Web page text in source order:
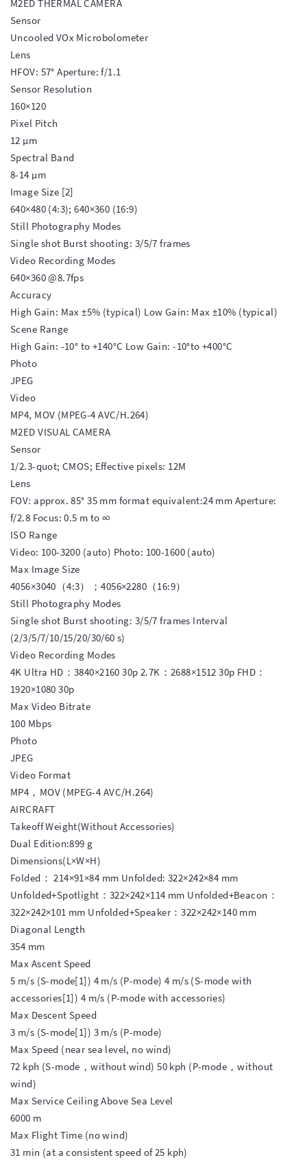
M2ED THERMAL CAMERA
Sensor
Uncooled VOx Microbolometer
Lens
HFOV: 57° Aperture: f/1.1
Sensor Resolution
160×120
Pixel Pitch
12 μm
Spectral Band
8-14 μm
Image Size [2]
640×480 (4:3); 640×360 (16:9)
Still Photography Modes
Single shot Burst shooting: 3/5/7 frames
Video Recording Modes
640×360 @8.7fps
Accuracy
High Gain: Max ±5% (typical) Low Gain: Max ±10% (typical)
Scene Range
High Gain: -10° to +140°C Low Gain: -10°to +400°C
Photo
JPEG
Video
MP4, MOV (MPEG-4 AVC/H.264)
M2ED VISUAL CAMERA
Sensor
1/2.3-quot; CMOS; Effective pixels: 12M
Lens
FOV: approx. 85° 35 mm format equivalent:24 mm Aperture:
f/2.8 Focus: 0.5 m to ∞
ISO Range
Video: 100-3200 (auto) Photo: 100-1600 (auto)
Max Image Size
4056×3040（4:3）；4056×2280（16:9）
Still Photography Modes
Single shot Burst shooting: 3/5/7 frames Interval
(2/3/5/7/10/15/20/30/60 s)
Video Recording Modes
4K Ultra HD：3840×2160 30p 2.7K：2688×1512 30p FHD：
1920×1080 30p
Max Video Bitrate
100 Mbps
Photo
JPEG
Video Format
MP4，MOV (MPEG-4 AVC/H.264)
AIRCRAFT
Takeoff Weight(Without Accessories)
Dual Edition:899 g
Dimensions(L×W×H)
Folded： 214×91×84 mm Unfolded: 322×242×84 mm
Unfolded+Spotlight：322×242×114 mm Unfolded+Beacon：
322×242×101 mm Unfolded+Speaker：322×242×140 mm
Diagonal Length
354 mm
Max Ascent Speed
5 m/s (S-mode[1]) 4 m/s (P-mode) 4 m/s (S-mode with
accessories[1]) 4 m/s (P-mode with accessories)
Max Descent Speed
3 m/s (S-mode[1]) 3 m/s (P-mode)
Max Speed (near sea level, no wind)
72 kph (S-mode，without wind) 50 kph (P-mode，without
wind)
Max Service Ceiling Above Sea Level
6000 m
Max Flight Time (no wind)
31 min (at a consistent speed of 25 kph)